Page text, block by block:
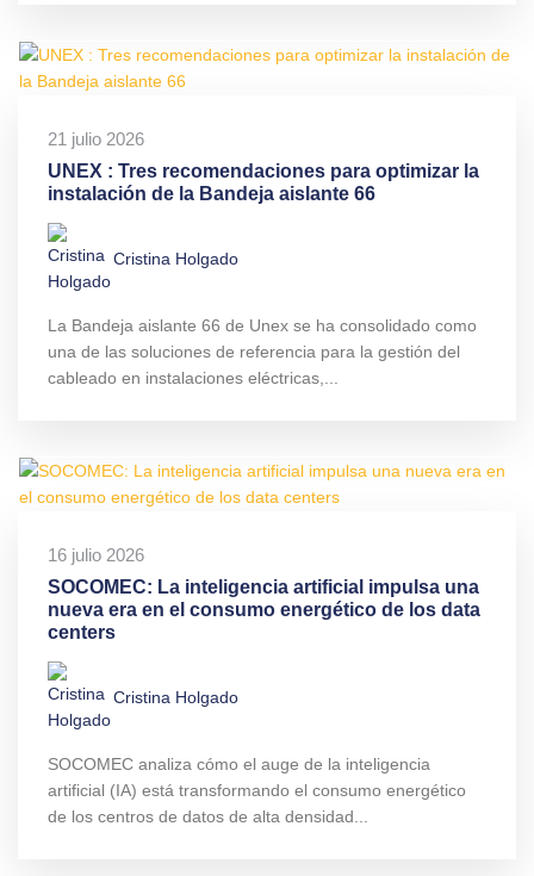
21 julio 2026
UNEX : Tres recomendaciones para optimizar la
instalación de la Bandeja aislante 66
Cristina Holgado
La Bandeja aislante 66 de Unex se ha consolidado como
una de las soluciones de referencia para la gestión del
cableado en instalaciones eléctricas,...
16 julio 2026
SOCOMEC: La inteligencia artificial impulsa una
nueva era en el consumo energético de los data
centers
Cristina Holgado
SOCOMEC analiza cómo el auge de la inteligencia
artificial (IA) está transformando el consumo energético
de los centros de datos de alta densidad...